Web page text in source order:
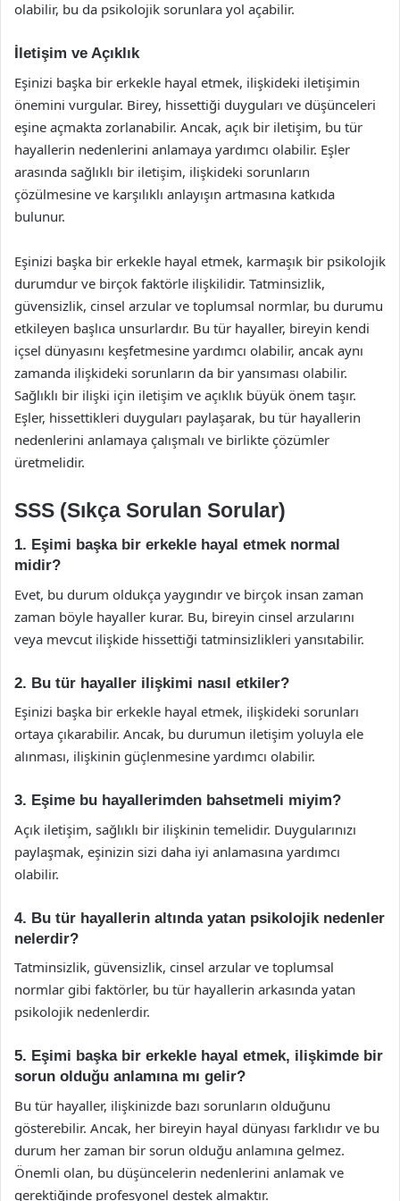
olabilir, bu da psikolojik sorunlara yol açabilir.
İletişim ve Açıklık
Eşinizi başka bir erkekle hayal etmek, ilişkideki iletişimin
önemini vurgular. Birey, hissettiği duyguları ve düşünceleri
eşine açmakta zorlanabilir. Ancak, açık bir iletişim, bu tür
hayallerin nedenlerini anlamaya yardımcı olabilir. Eşler
arasında sağlıklı bir iletişim, ilişkideki sorunların
çözülmesine ve karşılıklı anlayışın artmasına katkıda
bulunur.
Eşinizi başka bir erkekle hayal etmek, karmaşık bir psikolojik
durumdur ve birçok faktörle ilişkilidir. Tatminsizlik,
güvensizlik, cinsel arzular ve toplumsal normlar, bu durumu
etkileyen başlıca unsurlardır. Bu tür hayaller, bireyin kendi
içsel dünyasını keşfetmesine yardımcı olabilir, ancak aynı
zamanda ilişkideki sorunların da bir yansıması olabilir.
Sağlıklı bir ilişki için iletişim ve açıklık büyük önem taşır.
Eşler, hissettikleri duyguları paylaşarak, bu tür hayallerin
nedenlerini anlamaya çalışmalı ve birlikte çözümler
üretmelidir.
SSS (Sıkça Sorulan Sorular)
1. Eşimi başka bir erkekle hayal etmek normal
midir?
Evet, bu durum oldukça yaygındır ve birçok insan zaman
zaman böyle hayaller kurar. Bu, bireyin cinsel arzularını
veya mevcut ilişkide hissettiği tatminsizlikleri yansıtabilir.
2. Bu tür hayaller ilişkimi nasıl etkiler?
Eşinizi başka bir erkekle hayal etmek, ilişkideki sorunları
ortaya çıkarabilir. Ancak, bu durumun iletişim yoluyla ele
alınması, ilişkinin güçlenmesine yardımcı olabilir.
3. Eşime bu hayallerimden bahsetmeli miyim?
Açık iletişim, sağlıklı bir ilişkinin temelidir. Duygularınızı
paylaşmak, eşinizin sizi daha iyi anlamasına yardımcı
olabilir.
4. Bu tür hayallerin altında yatan psikolojik nedenler
nelerdir?
Tatminsizlik, güvensizlik, cinsel arzular ve toplumsal
normlar gibi faktörler, bu tür hayallerin arkasında yatan
psikolojik nedenlerdir.
5. Eşimi başka bir erkekle hayal etmek, ilişkimde bir
sorun olduğu anlamına mı gelir?
Bu tür hayaller, ilişkinizde bazı sorunların olduğunu
gösterebilir. Ancak, her bireyin hayal dünyası farklıdır ve bu
durum her zaman bir sorun olduğu anlamına gelmez.
Önemli olan, bu düşüncelerin nedenlerini anlamak ve
gerektiğinde profesyonel destek almaktır.